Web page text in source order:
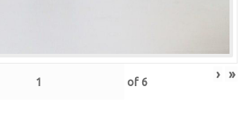
of 6 › »